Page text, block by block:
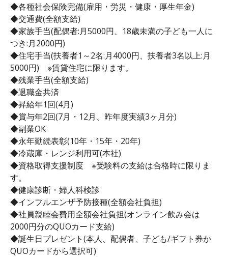
◆各種社会保険完備(雇用・労災・健康・厚生年金)
◆交通費(全額支給)
◆家族手当(配偶者:月5000円、18歳未満の子ども一人に
つき:月2000円)
◆住宅手当(扶養者1～2名:月4000円、扶養者3名以上:月
5000円) ※賃貸住宅に限ります。
◆残業手当(全額支給)
◆退職金共済
◆昇給年1回(4月)
◆賞与年2回(7月・12月、昨年度実績3ヶ月分)
◆副業OK
◆永年勤続表彰(10年・15年・20年)
◆冷蔵庫・レンジ利用可(本社)
◆資格取得支援制度 ※受験料の支給は合格時に限りま
す。
◆健康診断・婦人科検診
◆インフルエンザ予防接種(全額会社負担)
◆社員親睦会費用全額会社負担(オンライン飲み会は
2000円分のQUOカード支給)
◆誕生日プレゼント(本人、配偶者、子ども/ギフト券か
QUOカードから選択可)